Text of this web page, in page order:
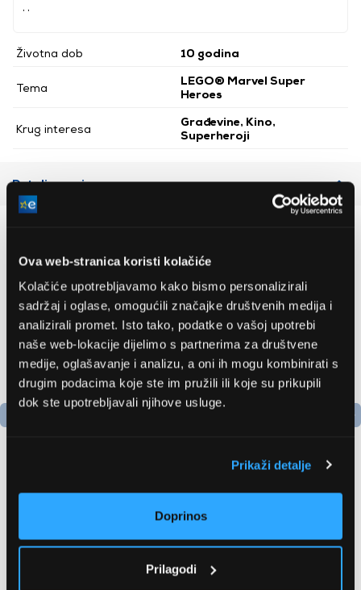
Ova web-stranica koristi kolačiće
Kolačiće upotrebljavamo kako bismo personalizirali
sadržaj i oglase, omogućili značajke društvenih medija i
analizirali promet. Isto tako, podatke o vašoj upotrebi
naše web-lokacije dijelimo s partnerima za društvene
medije, oglašavanje i analizu, a oni ih mogu kombinirati s
drugim podacima koje ste im pružili ili koje su prikupili
dok ste upotrebljavali njihove usluge.
Prikaži detalje
Doprinos
Prilagodi
Životna dob 10 godina
Tema
LEGO® Marvel Super
Heroes
Krug interesa
Građevine, Kino,
Superheroji
Detaljan opis
Bosch
AdvancedAquatak 160
(06008A7800)
535,79 EUR
LG GBBSJ10EPY
509,99 EUR